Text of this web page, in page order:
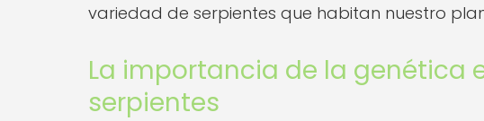
variedad de serpientes que habitan nuestro
La importancia de la genética
serpientes